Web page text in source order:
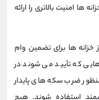
ها امنیت بالاتری را ارائه
خزانه ها برای تضمین وام
که تأیید می شوند در
ضرب سکه های پایدار